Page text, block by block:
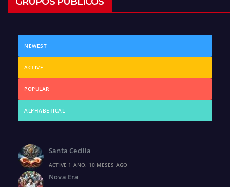
NEWEST
ACTIVE
POPULAR
ALPHABETICAL
Santa Cecília
ACTIVE 1 ANO, 10 MESES AGO
Nova Era